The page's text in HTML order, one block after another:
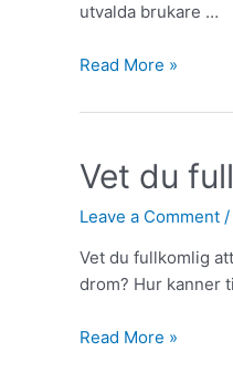
utvalda brukare …
Read More »
Vet du
Leave a Comment /
Vet du fullkomlig
drom? Hur kanner
Read More »